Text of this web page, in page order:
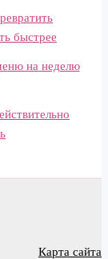
быстрее
на неделю
Карта сайта